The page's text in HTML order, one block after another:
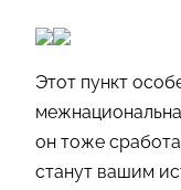
Этот пункт
он тоже
станут вашим